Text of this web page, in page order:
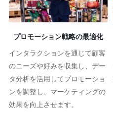
プロモーション戦略の最適化
インタラクションを通じて顧客
のニーズや好みを収集し、デー
タ分析を活用してプロモーショ
ンを調整し、マーケティングの
効果を向上させます。